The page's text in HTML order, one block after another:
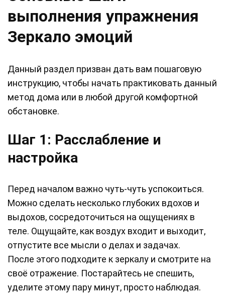
выполнения упражнения
Зеркало эмоций
Данный раздел призван дать вам пошаговую
инструкцию, чтобы начать практиковать данный
метод дома или в любой другой комфортной
обстановке.
Шаг 1: Расслабление и
настройка
Перед началом важно чуть-чуть успокоиться.
Можно сделать несколько глубоких вдохов и
выдохов, сосредоточиться на ощущениях в
теле. Ощущайте, как воздух входит и выходит,
отпустите все мысли о делах и задачах.
После этого подходите к зеркалу и смотрите на
своё отражение. Постарайтесь не спешить,
уделите этому пару минут, просто наблюдая.